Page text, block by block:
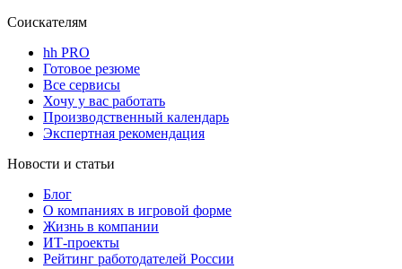
Соискателям
hh PRO
Готовое резюме
Все сервисы
Хочу у вас работать
Производственный календарь
Экспертная рекомендация
Новости и статьи
Блог
О компаниях в игровой форме
Жизнь в компании
ИТ-проекты
Рейтинг работодателей России